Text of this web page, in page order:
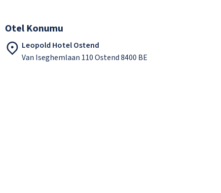
Otel Konumu
Leopold Hotel Ostend
Van Iseghemlaan 110 Ostend 8400 BE